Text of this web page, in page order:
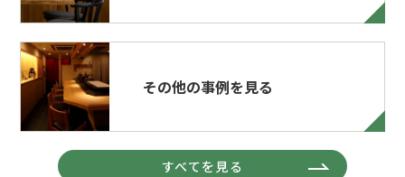
その他の事例を見る
すべてを見る